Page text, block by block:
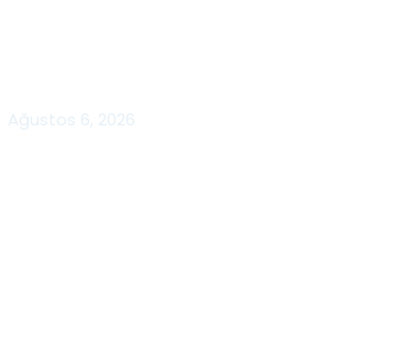
Ağustos 6, 2026